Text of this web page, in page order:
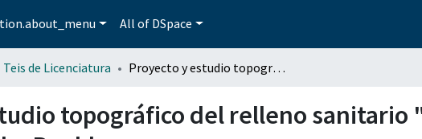
All of DSpace
Teis de Licenciatura Proyecto y estudio topográfico del relleno sanitario "Chiltepec" ubicado en Santo Tomás Chiautla, Puebla.
topográfico del relleno sanitario